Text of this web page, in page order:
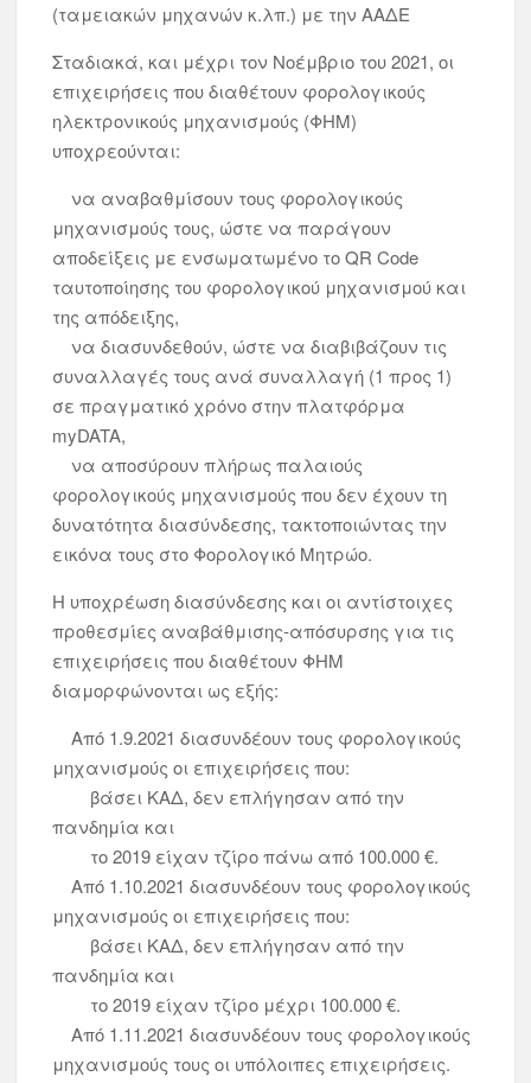
(ταμειακών μηχανών κ.λπ.) με την ΑΑΔΕ
Σταδιακά, και μέχρι τον Νοέμβριο του 2021, οι
επιχειρήσεις που διαθέτουν φορολογικούς
ηλεκτρονικούς μηχανισμούς (ΦΗΜ)
υποχρεούνται:
να αναβαθμίσουν τους φορολογικούς
μηχανισμούς τους, ώστε να παράγουν
αποδείξεις με ενσωματωμένο το QR Code
ταυτοποίησης του φορολογικού μηχανισμού και
της απόδειξης,
να διασυνδεθούν, ώστε να διαβιβάζουν τις
συναλλαγές τους ανά συναλλαγή (1 προς 1)
σε πραγματικό χρόνο στην πλατφόρμα
myDATA,
να αποσύρουν πλήρως παλαιούς
φορολογικούς μηχανισμούς που δεν έχουν τη
δυνατότητα διασύνδεσης, τακτοποιώντας την
εικόνα τους στο Φορολογικό Μητρώο.
Η υποχρέωση διασύνδεσης και οι αντίστοιχες
προθεσμίες αναβάθμισης-απόσυρσης για τις
επιχειρήσεις που διαθέτουν ΦΗΜ
διαμορφώνονται ως εξής:
Από 1.9.2021 διασυνδέουν τους φορολογικούς
μηχανισμούς οι επιχειρήσεις που:
βάσει ΚΑΔ, δεν επλήγησαν από την
πανδημία και
το 2019 είχαν τζίρο πάνω από 100.000 €.
Από 1.10.2021 διασυνδέουν τους φορολογικούς
μηχανισμούς οι επιχειρήσεις που:
βάσει ΚΑΔ, δεν επλήγησαν από την
πανδημία και
το 2019 είχαν τζίρο μέχρι 100.000 €.
Από 1.11.2021 διασυνδέουν τους φορολογικούς
μηχανισμούς τους οι υπόλοιπες επιχειρήσεις.